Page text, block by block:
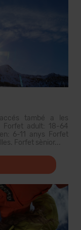
també a les
Forfet adult: 18-64
6-11 anys Forfet
Forfet sènior...